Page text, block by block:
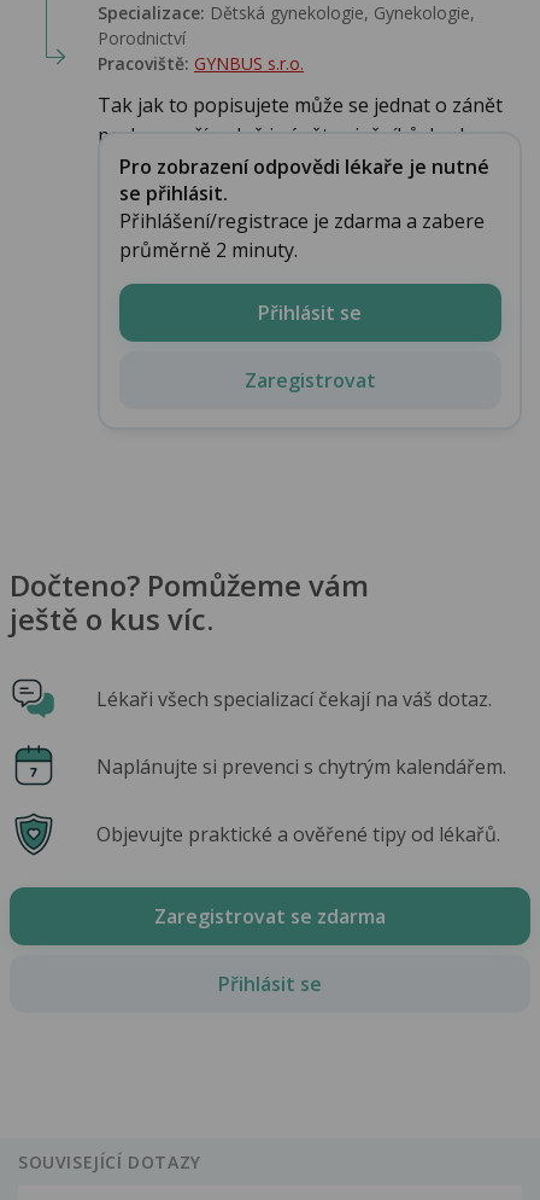
Specializace: Dětská gynekologie, Gynekologie,
Porodnictví
Pracoviště: GYNBUS s.r.o.
Tak jak to popisujete může se jednat o zánět
pochvy a případně i zánět vaječníků, bude p...
Pro zobrazení odpovědi lékaře je nutné
se přihlásit.
Přihlášení/registrace je zdarma a zabere
průměrně 2 minuty.
Přihlásit se
Zaregistrovat
Dočteno? Pomůžeme vám
ještě o kus víc.
Lékaři všech specializací čekají na váš dotaz.
Naplánujte si prevenci s chytrým kalendářem.
Objevujte praktické a ověřené tipy od lékařů.
Zaregistrovat se zdarma
Přihlásit se
SOUVISEJÍCÍ DOTAZY